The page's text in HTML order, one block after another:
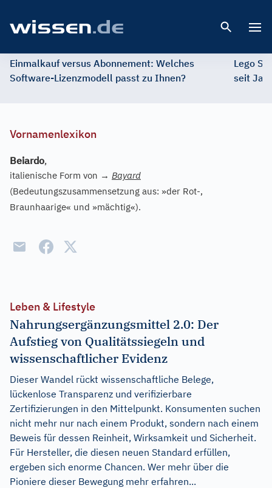
Einmalkauf versus Abonnement: Welches
Software-Lizenzmodell passt zu Ihnen?
Lego
seit
Vornamenlexikon
Beiardo,
italienische Form von → Bayard
(Bedeutungszusammensetzung aus: »der Rot-,
Braunhaarige« und »mächtig«).
Leben & Lifestyle
Nahrungsergänzungsmittel 2.0: Der
Aufstieg von Qualitätssiegeln und
wissenschaftlicher Evidenz
Dieser Wandel rückt wissenschaftliche Belege,
lückenlose Transparenz und verifizierbare
Zertifizierungen in den Mittelpunkt. Konsumenten suchen
nicht mehr nur nach einem Produkt, sondern nach einem
Beweis für dessen Reinheit, Wirksamkeit und Sicherheit.
Für Hersteller, die diesen neuen Standard erfüllen,
ergeben sich enorme Chancen. Wer mehr über die
Pioniere dieser Bewegung mehr erfahren...